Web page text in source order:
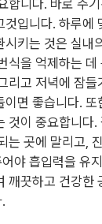
합니다. 바로 주
입니다. 하루에
시키는 것은 실내
식을 억제하는 데
리고 저녁에 잠들
이면 좋습니다. 또
것이 중요합니다.
는 곳에 말리고,
야 흡입력을 유
깨끗하고 건강한